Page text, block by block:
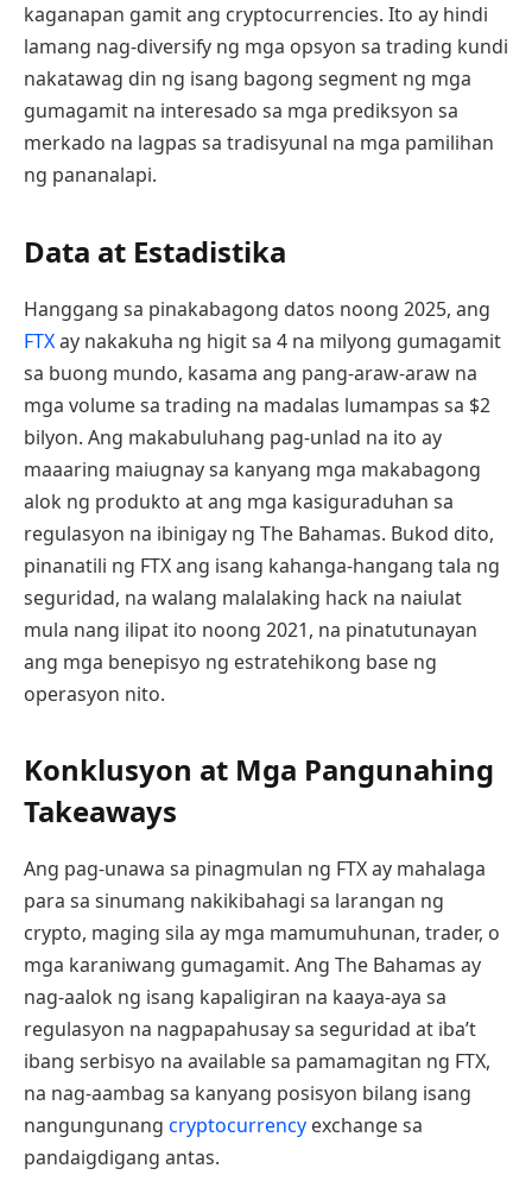
kaganapan gamit ang cryptocurrencies. Ito ay hindi
lamang nag-diversify ng mga opsyon sa trading kundi
nakatawag din ng isang bagong segment ng mga
gumagamit na interesado sa mga prediksyon sa
merkado na lagpas sa tradisyunal na mga pamilihan
ng pananalapi.
Data at Estadistika
Hanggang sa pinakabagong datos noong 2025, ang
FTXay nakakuha ng higit sa 4 na milyong gumagamit
sa buong mundo, kasama ang pang-araw-araw na
mga volume sa trading na madalas lumampas sa $2
bilyon. Ang makabuluhang pag-unlad na ito ay
maaaring maiugnay sa kanyang mga makabagong
alok ng produkto at ang mga kasiguraduhan sa
regulasyon na ibinigay ng The Bahamas. Bukod dito,
pinanatili ng FTX ang isang kahanga-hangang tala ng
seguridad, na walang malalaking hack na naiulat
mula nang ilipat ito noong 2021, na pinatutunayan
ang mga benepisyo ng estratehikong base ng
operasyon nito.
Konklusyon at Mga Pangunahing
Takeaways
Ang pag-unawa sa pinagmulan ng FTX ay mahalaga
para sa sinumang nakikibahagi sa larangan ng
crypto, maging sila ay mga mamumuhunan, trader, o
mga karaniwang gumagamit. Ang The Bahamas ay
nag-aalok ng isang kapaligiran na kaaya-aya sa
regulasyon na nagpapahusay sa seguridad at iba’t
ibang serbisyo na available sa pamamagitan ng FTX,
na nag-aambag sa kanyang posisyon bilang isang
nangungunang cryptocurrency exchange sa
pandaigdigang antas.